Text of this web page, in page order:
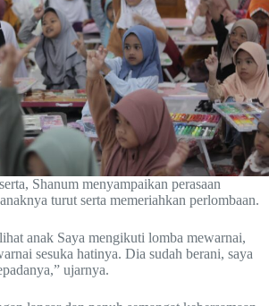
Shanum menyampaikan perasaan
turut serta memeriahkan perlombaan.
anak Saya mengikuti lomba mewarnai,
sesuka hatinya. Dia sudah berani, saya
ujarnya.